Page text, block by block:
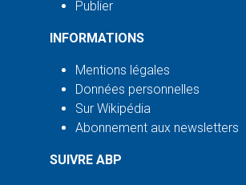
Publier
INFORMATIONS
Mentions légales
Données personnelles
Sur Wikipédia
Abonnement aux newsletters
SUIVRE ABP